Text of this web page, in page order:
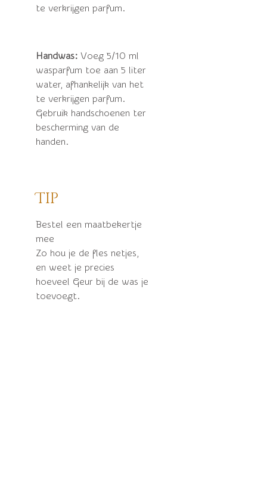
te verkrijgen parfum.
Handwas: Voeg 5/10 ml
wasparfum toe aan 5 liter
water, afhankelijk van het
te verkrijgen parfum.
Gebruik handschoenen ter
bescherming van de
handen.
Tip
Bestel een maatbekertje
mee
Zo hou je de fles netjes,
en weet je precies
hoeveel Geur bij de was je
toevoegt.